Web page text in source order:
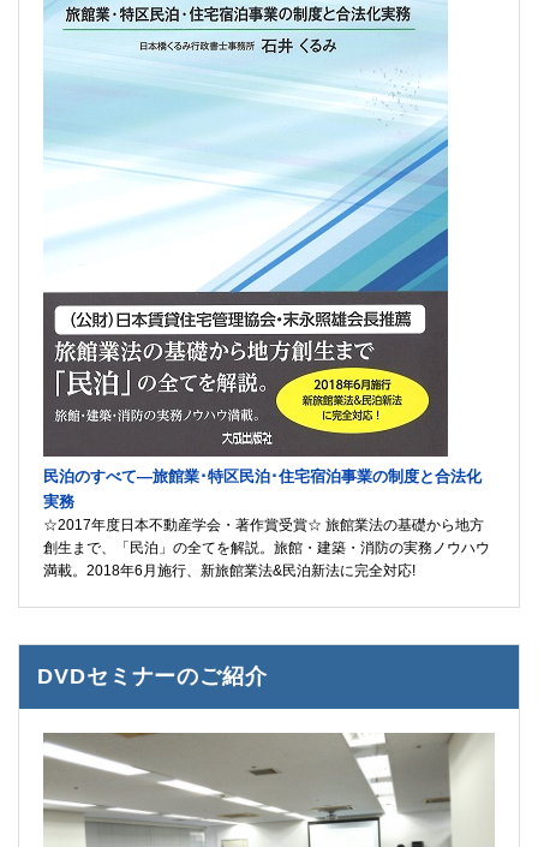
民泊のすべて―旅館業･特区民泊･住宅宿泊事業の制度と合法化
実務
☆2017年度日本不動産学会・著作賞受賞☆ 旅館業法の基礎から地方
創生まで、「民泊」の全てを解説。旅館・建築・消防の実務ノウハウ
満載。2018年6月施行、新旅館業法&民泊新法に完全対応!
DVDセミナーのご紹介